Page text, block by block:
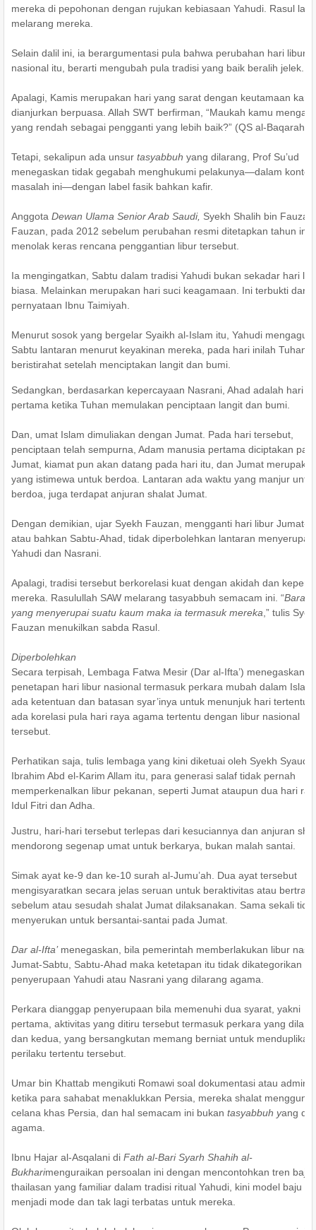
mereka di pepohonan dengan rujukan kebiasaan Yahudi. Rasul
melarang mereka.
Selain dalil ini, ia berargumentasi pula bahwa perubahan hari libur
nasional itu, berarti mengubah pula tradisi yang baik beralih jelek.
Apalagi, Kamis merupakan hari yang sarat dengan keutamaan
dianjurkan berpuasa. Allah SWT berfirman, “Maukah kamu
yang rendah sebagai pengganti yang lebih baik?” (QS al-Baqarah
Tetapi, sekalipun ada unsur tasyabbuh yang dilarang, Prof Su’ud
menegaskan tidak gegabah menghukumi pelakunya—dalam
masalah ini—dengan label fasik bahkan kafir.
Anggota Dewan Ulama Senior Arab Saudi, Syekh Shalih bin
Fauzan, pada 2012 sebelum perubahan resmi ditetapkan tahun ini
menolak keras rencana penggantian libur tersebut.
Ia mengingatkan, Sabtu dalam tradisi Yahudi bukan sekadar hari
biasa. Melainkan merupakan hari suci keagamaan. Ini terbukti dari
pernyataan Ibnu Taimiyah.
Menurut sosok yang bergelar Syaikh al-Islam itu, Yahudi
Sabtu lantaran menurut keyakinan mereka, pada hari inilah Tuhan
beristirahat setelah menciptakan langit dan bumi.
Sedangkan, berdasarkan kepercayaan Nasrani, Ahad adalah hari
pertama ketika Tuhan memulakan penciptaan langit dan bumi.
Dan, umat Islam dimuliakan dengan Jumat. Pada hari tersebut,
penciptaan telah sempurna, Adam manusia pertama diciptakan
Jumat, kiamat pun akan datang pada hari itu, dan Jumat
yang istimewa untuk berdoa. Lantaran ada waktu yang manjur
berdoa, juga terdapat anjuran shalat Jumat.
Dengan demikian, ujar Syekh Fauzan, mengganti hari libur Jumat-
atau bahkan Sabtu-Ahad, tidak diperbolehkan lantaran menyerupai
Yahudi dan Nasrani.
Apalagi, tradisi tersebut berkorelasi kuat dengan akidah dan
mereka. Rasulullah SAW melarang tasyabbuh semacam ini. “
yang menyerupai suatu kaum maka ia termasuk mereka ,” tulis
Fauzan menukilkan sabda Rasul.
Diperbolehkan
Secara terpisah, Lembaga Fatwa Mesir (Dar al-Ifta’) menegaskan
penetapan hari libur nasional termasuk perkara mubah dalam
ada ketentuan dan batasan syar’inya untuk menunjuk hari tertentu.
ada korelasi pula hari raya agama tertentu dengan libur nasional
tersebut.
Perhatikan saja, tulis lembaga yang kini diketuai oleh Syekh Syauqi
Ibrahim Abd el-Karim Allam itu, para generasi salaf tidak pernah
memperkenalkan libur pekanan, seperti Jumat ataupun dua hari
Idul Fitri dan Adha.
Justru, hari-hari tersebut terlepas dari kesuciannya dan anjuran
mendorong segenap umat untuk berkarya, bukan malah santai.
Simak ayat ke-9 dan ke-10 surah al-Jumu’ah. Dua ayat tersebut
mengisyaratkan secara jelas seruan untuk beraktivitas atau
sebelum atau sesudah shalat Jumat dilaksanakan. Sama sekali
menyerukan untuk bersantai-santai pada Jumat.
Dar al-Ifta’menegaskan, bila pemerintah memberlakukan libur
Jumat-Sabtu, Sabtu-Ahad maka ketetapan itu tidak dikategorikan
penyerupaan Yahudi atau Nasrani yang dilarang agama.
Perkara dianggap penyerupaan bila memenuhi dua syarat, yakni
pertama, aktivitas yang ditiru tersebut termasuk perkara yang
dan kedua, yang bersangkutan memang berniat untuk menduplikat
perilaku tertentu tersebut.
Umar bin Khattab mengikuti Romawi soal dokumentasi atau
ketika para sahabat menaklukkan Persia, mereka shalat
celana khas Persia, dan hal semacam ini bukan tasyabbuh yang
agama.
Ibnu Hajar al-Asqalani di Fath al-Bari Syarh Shahih al-
Bukharimenguraikan persoalan ini dengan mencontohkan tren baju
thailasan yang familiar dalam tradisi ritual Yahudi, kini model baju itu
menjadi mode dan tak lagi terbatas untuk mereka.